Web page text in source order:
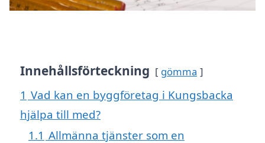
Innehållsförteckning gömma
1 Vad kan en byggföretag i Kungsbacka
hjälpa till med?
1.1 Allmänna tjänster som en